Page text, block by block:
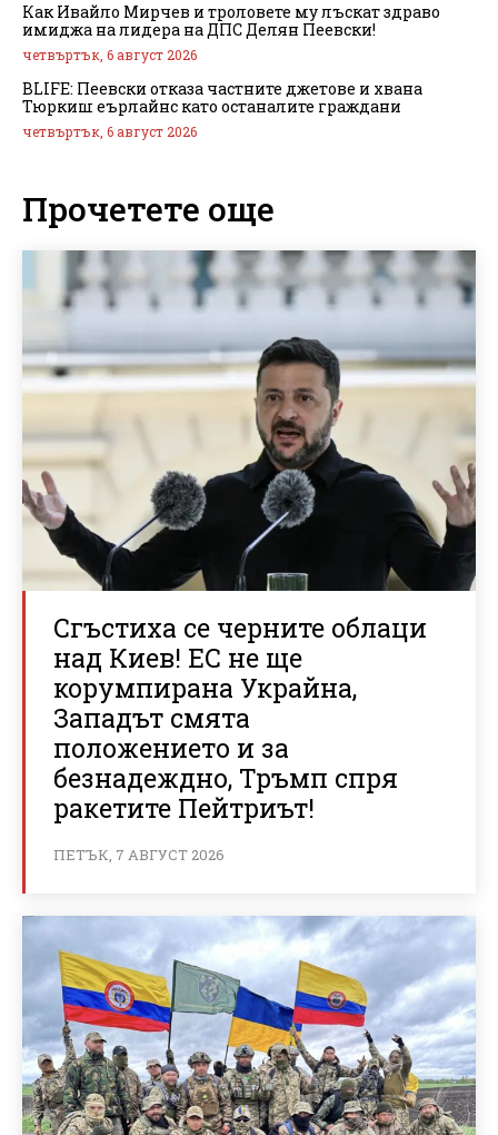
Как Ивайло Мирчев и троловете му лъскат здраво
имиджа на лидера на ДПС Делян Пеевски!
четвъртък, 6 август 2026
BLIFE: Пеевски отказа частните джетове и хвана
Тюркиш еърлайнс като останалите граждани
четвъртък, 6 август 2026
Прочетете още
Сгъстиха се черните облаци
над Киев! ЕС не ще
корумпирана Украйна,
Западът смята
положението и за
безнадеждно, Тръмп спря
ракетите Пейтриът!
ПЕТЪК, 7 АВГУСТ 2026